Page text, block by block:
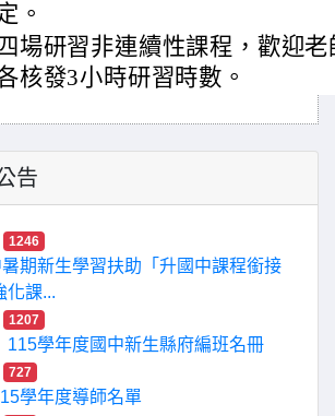
。
四場研習非連續性課程，歡迎
核發3小時研習時數。
告
1246
期新生學習扶助「升國中課程銜接
化課...
1207
115學年度國中新生縣府編班名冊
727
學年度導師名單